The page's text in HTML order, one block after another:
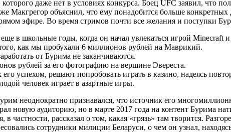
даже нет в условиях конкурса. Боец UFC заявил, что
Макгрегор объяснил, что ему понадобится больше
эфире. Во время стримов почти все желания и поступки
еще в школьные годы, когда он начал увлекаться игрой Minecraft
как мы пробухали 6 миллионов рублей на Маврикий.
от Бурима не заканчиваются.
рублей за его фотографию на вершине Эвереста.
успехом, решают попробовать играть в казино, надеясь
человек играет в азартные игры.
неоднократно признавался, что источник его
новую аудиторию, но в марте 2017 года на контент Бурима
частности, рассказал о том, какая «грязь» там творится.
сотрудники милиции Беларуси, о чем он узнал,